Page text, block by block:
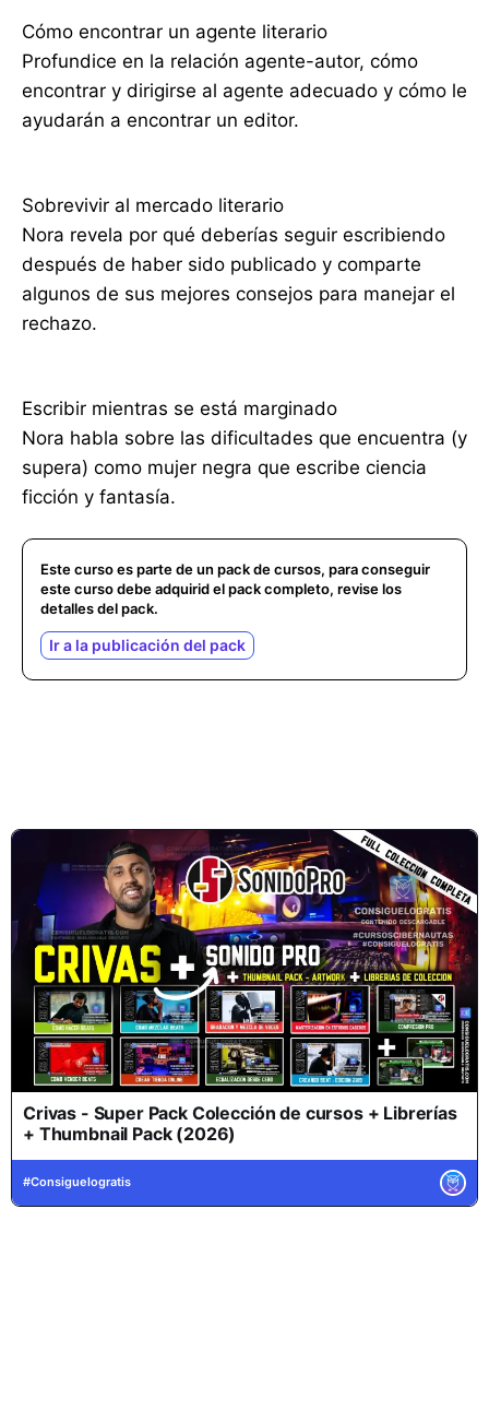
Cómo encontrar un agente literario
Profundice en la relación agente-autor, cómo
encontrar y dirigirse al agente adecuado y cómo le
ayudarán a encontrar un editor.
Sobrevivir al mercado literario
Nora revela por qué deberías seguir escribiendo
después de haber sido publicado y comparte
algunos de sus mejores consejos para manejar el
rechazo.
Escribir mientras se está marginado
Nora habla sobre las dificultades que encuentra (y
supera) como mujer negra que escribe ciencia
ficción y fantasía.
Este curso es parte de un pack de cursos, para conseguir
este curso debe adquirid el pack completo, revise los
detalles del pack.
Ir a la publicación del pack
Crivas - Super Pack Colección de cursos + Librerías
+ Thumbnail Pack (2026)